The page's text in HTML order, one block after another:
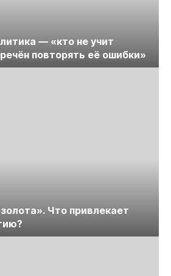
— «кто не учит
повторять её ошибки»
Что привлекает